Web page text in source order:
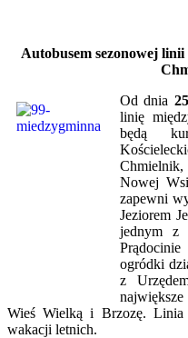
Autobusem sezonowej
Od dnia
linię
będą
Nowej
zapewni
Jeziorem
jednym z
ogródki
z
Wieś Wielką i Brzozę. Linia
wakacji letnich.